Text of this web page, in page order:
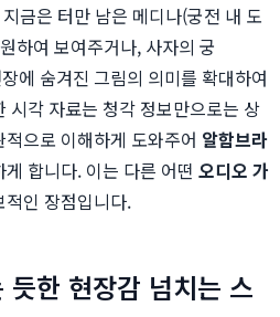
금은 터만 남은 메디나(궁전 내 도
하여 보여주거나, 사자의 궁
에 숨겨진 그림의 의미를 확대하여
시각 자료는 청각 정보만으로는 상
으로 이해하게 도와주어 알함브라
합니다. 이는 다른 어떤 오디오 가
인 장점입니다.
듯한 현장감 넘치는 스